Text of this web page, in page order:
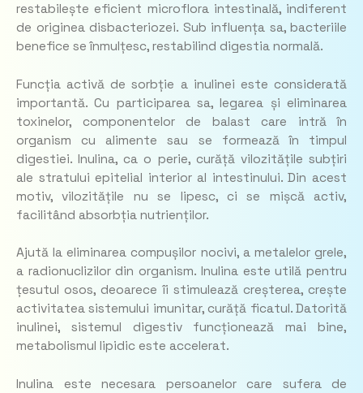
restabilește eficient microflora intestinală, indiferent
de originea disbacteriozei. Sub influența sa, bacteriile
benefice se înmulțesc, restabilind digestia normală.
Funcția activă de sorbție a inulinei este considerată
importantă. Cu participarea sa, legarea și eliminarea
toxinelor, componentelor de balast care intră în
organism cu alimente sau se formează în timpul
digestiei. Inulina, ca o perie, curăță vilozitățile subțiri
ale stratului epitelial interior al intestinului. Din acest
motiv, vilozitățile nu se lipesc, ci se mișcă activ,
facilitând absorbția nutrienților.
Ajută la eliminarea compușilor nocivi, a metalelor grele,
a radionuclizilor din organism. Inulina este utilă pentru
țesutul osos, deoarece îi stimulează creșterea, crește
activitatea sistemului imunitar, curăță ficatul. Datorită
inulinei, sistemul digestiv funcționează mai bine,
metabolismul lipidic este accelerat.
Inulina este necesara persoanelor care sufera de